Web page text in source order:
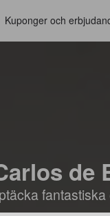
Kuponger och
de